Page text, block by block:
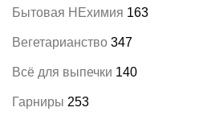
Бытовая НЕхимия 163
Вегетарианство 347
Всё для выпечки 140
Гарниры 253